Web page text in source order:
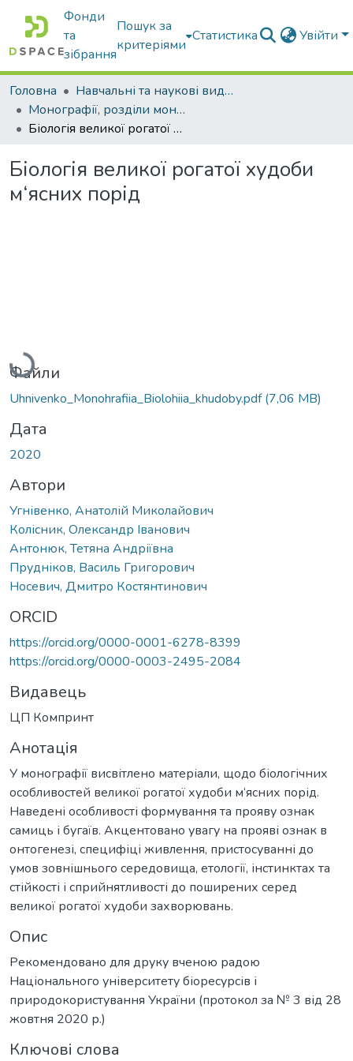
Фонди
та
зібрання
Пошук за
критеріями
Статистика Увійти
Головна
Навчальні та наукові видання
Монографії, розділи монографій, доповіді
Біологія великої рогатої худоби м‘ясних порід
Біологія великої рогатої худоби
м‘ясних порід
Вантажиться...
Файли
Uhnivenko_Monohrafiia_Biolohiia_khudoby.pdf(7,06 MB)
Дата
2020
Автори
Угнівенко, Анатолій Миколайович
Колісник, Олександр Іванович
Антонюк, Тетяна Андріївна
Прудніков, Василь Григорович
Носевич, Дмитро Костянтинович
ORCID
https://orcid.org/0000-0001-6278-8399
https://orcid.org/0000-0003-2495-2084
Видавець
ЦП Компринт
Анотація
У монографії висвітлено матеріали, щодо біологічних
особливостей великої рогатої худоби м‘ясних порід.
Наведені особливості формування та прояву ознак
самиць і бугаїв. Акцентовано увагу на прояві ознак в
онтогенезі, специфіці живлення, пристосуванні до
умов зовнішнього середовища, етології, інстинктах та
стійкості і сприйнятливості до поширених серед
великої рогатої худоби захворювань.
Опис
Рекомендовано для друку вченою радою
Національного університету біоресурсів і
природокористування України (протокол за № 3 від 28
жовтня 2020 р.)
Ключові слова